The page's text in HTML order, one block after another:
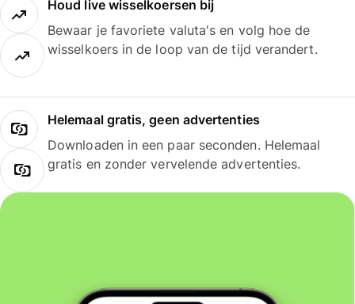
Houd live wisselkoersen bij
Bewaar je favoriete valuta's en volg hoe de
wisselkoers in de loop van de tijd verandert.
Helemaal gratis, geen advertenties
Downloaden in een paar seconden. Helemaal
gratis en zonder vervelende advertenties.